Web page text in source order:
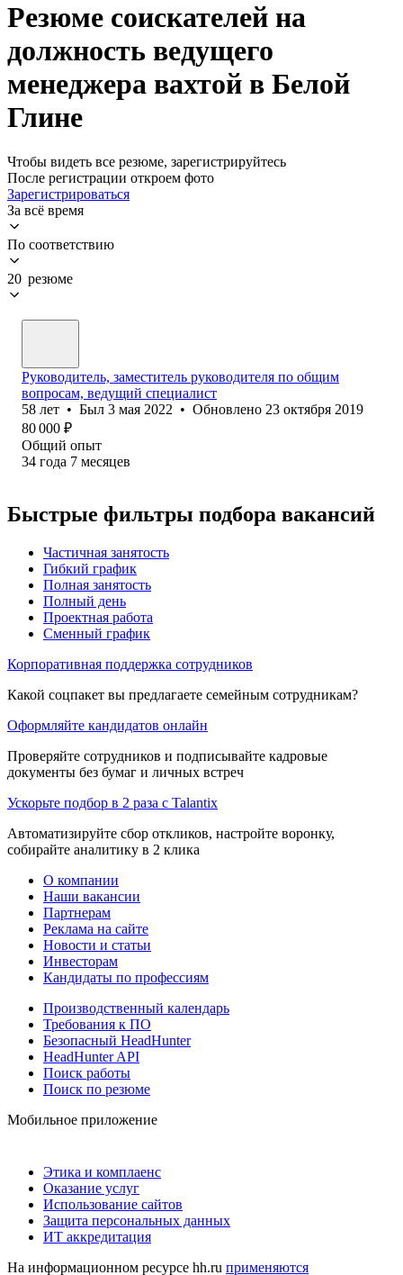
Резюме соискателей на
должность ведущего
менеджера вахтой в Белой
Глине
Чтобы видеть все резюме, зарегистрируйтесь
После регистрации откроем фото
Зарегистрироваться
За всё время
По соответствию
20 резюме
Руководитель, заместитель руководителя по общим
вопросам, ведущий специалист
58 лет • Был 3 мая 2022 • Обновлено 23 октября 2019
80 000 ₽
Общий опыт
34 года 7 месяцев
Быстрые фильтры подбора вакансий
Частичная занятость
Гибкий график
Полная занятость
Полный день
Проектная работа
Сменный график
Корпоративная поддержка сотрудников
Какой соцпакет вы предлагаете семейным сотрудникам?
Оформляйте кандидатов онлайн
Проверяйте сотрудников и подписывайте кадровые
документы без бумаг и личных встреч
Ускорьте подбор в 2 раза с Talantix
Автоматизируйте сбор откликов, настройте воронку,
собирайте аналитику в 2 клика
О компании
Наши вакансии
Партнерам
Реклама на сайте
Новости и статьи
Инвесторам
Кандидаты по профессиям
Производственный календарь
Требования к ПО
Безопасный HeadHunter
HeadHunter API
Поиск работы
Поиск по резюме
Мобильное приложение
Этика и комплаенс
Оказание услуг
Использование сайтов
Защита персональных данных
ИТ аккредитация
На информационном ресурсе hh.ru применяются